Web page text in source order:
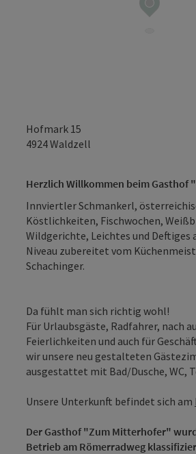
Hofmark 15
4924Waldzell
Herzlich Willkommen beim
Innviertler Schmankerl,
Köstlichkeiten, Fischwochen,
Wildgerichte, Leichtes und Deftiges
Niveau zubereitet vom
Schachinger.
Da fühlt man sich richtig wohl!
Für Urlaubsgäste, Radfahrer, nach
Feierlichkeiten und auch für
wir unsere neu gestalteten
ausgestattet mit Bad/Dusche, WC,
Unsere Unterkunft befindet sich am
Der Gasthof "Zum Mitterhofer"
Betrieb am Römerradweg